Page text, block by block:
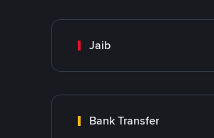
Jaib
Bank Transfer